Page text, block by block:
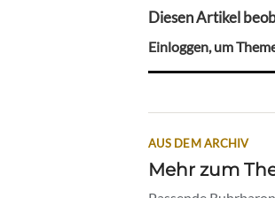
Diesen Artikel
Einloggen, um
AUS DEM ARCHIV
Mehr zum